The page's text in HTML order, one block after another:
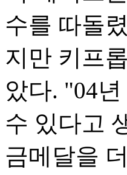
수를 따돌
지만 키프
았다. "04
수 있다고
금메달을